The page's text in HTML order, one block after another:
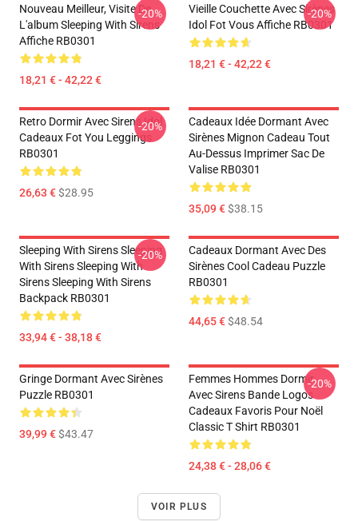
Nouveau Meilleur, Visite De
L'album Sleeping With Sirens
Affiche RB0301
18,21 € - 42,22 €
-20%
Vieille Couchette Avec Sirènes
Idol Fot Vous Affiche RB0301
18,21 € - 42,22 €
-20%
Retro Dormir Avec Sirens Idol
Cadeaux Fot You Leggings
RB0301
26,63 €$28.95
-20%
Cadeaux Idée Dormant Avec
Sirènes Mignon Cadeau Tout
Au-Dessus Imprimer Sac De
Valise RB0301
35,09 €$38.15
Sleeping With Sirens Sleeping
With Sirens Sleeping With
Sirens Sleeping With Sirens
Backpack RB0301
33,94 € - 38,18 €
-20%
Cadeaux Dormant Avec Des
Sirènes Cool Cadeau Puzzle
RB0301
44,65 €$48.54
Gringe Dormant Avec Sirènes
Puzzle RB0301
39,99 €$43.47
Femmes Hommes Dormir
Avec Sirens Bande Logos
Cadeaux Favoris Pour Noël
Classic T Shirt RB0301
24,38 € - 28,06 €
-20%
VOIR PLUS